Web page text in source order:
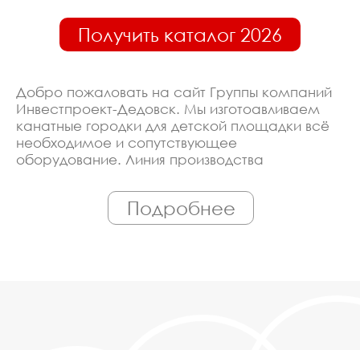
Получить каталог 2026
Добро пожаловать на сайт Группы компаний
Инвестпроект-Дедовск. Мы изготоавливаем
канатные городки для детской площадки всё
необходимое и сопутствующее
оборудование. Линия производства
работает только квалифицированный
персонал. Поэтому Вы всегда можете
рассчитывать на исключительно высокую
Подробнее